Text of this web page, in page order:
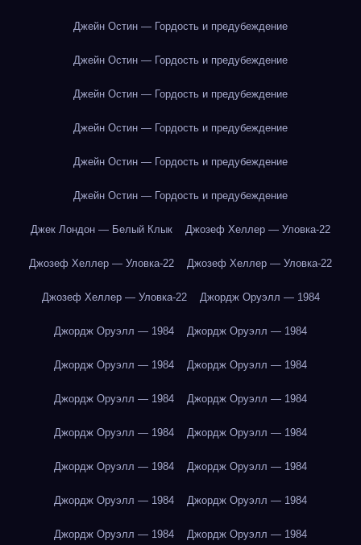
Джейн Остин — Гордость и предубеждение
Джейн Остин — Гордость и предубеждение
Джейн Остин — Гордость и предубеждение
Джейн Остин — Гордость и предубеждение
Джейн Остин — Гордость и предубеждение
Джейн Остин — Гордость и предубеждение
Джек Лондон — Белый Клык Джозеф Хеллер — Уловка-22
Джозеф Хеллер — Уловка-22 Джозеф Хеллер — Уловка-22
Джозеф Хеллер — Уловка-22 Джордж Оруэлл — 1984
Джордж Оруэлл — 1984 Джордж Оруэлл — 1984
Джордж Оруэлл — 1984 Джордж Оруэлл — 1984
Джордж Оруэлл — 1984 Джордж Оруэлл — 1984
Джордж Оруэлл — 1984 Джордж Оруэлл — 1984
Джордж Оруэлл — 1984 Джордж Оруэлл — 1984
Джордж Оруэлл — 1984 Джордж Оруэлл — 1984
Джордж Оруэлл — 1984 Джордж Оруэлл — 1984